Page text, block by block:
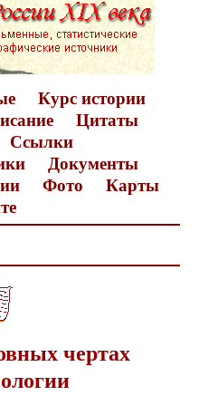
Курс истории
Цитаты
Ссылки
Документы
Фото
Карты
чертах